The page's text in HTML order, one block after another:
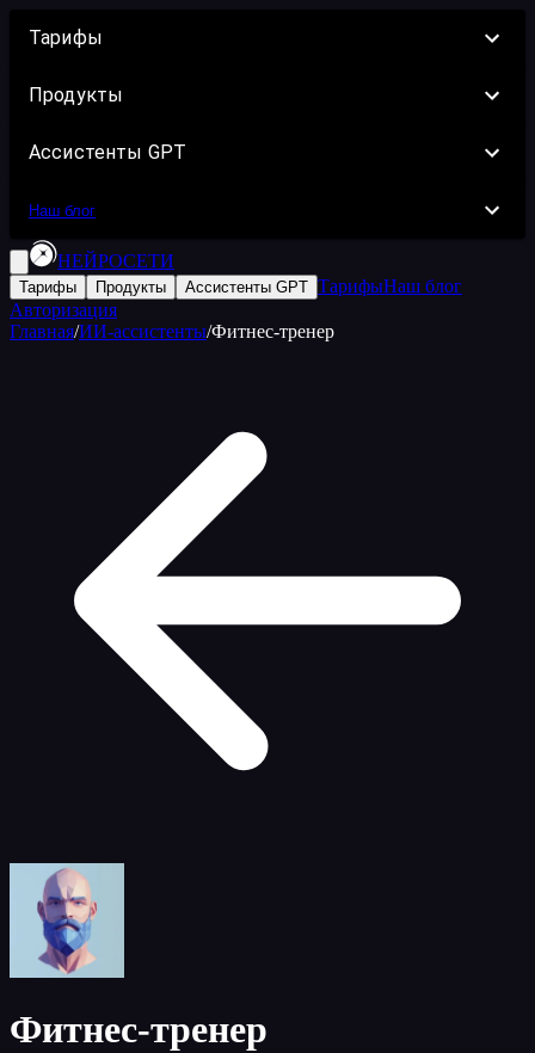
Тарифы
Продукты
Ассистенты GPT
Наш блог
НЕЙРОСЕТИ
Тарифы Продукты Ассистенты GPT ТарифыНаш блог
Авторизация
Главная/ИИ-ассистенты/Фитнес-тренер
Фитнес-тренер